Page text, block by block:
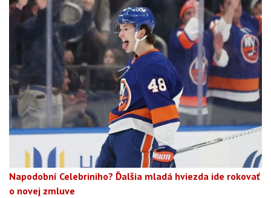
Napodobní Celebriniho? Ďalšia mladá hviezda ide rokovať
o novej zmluve